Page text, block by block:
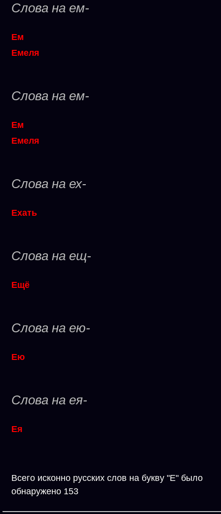
Слова на ем-
Ем
Емеля
Слова на ем-
Ем
Емеля
Слова на ех-
Ехать
Слова на ещ-
Ещё
Слова на ею-
Ею
Слова на ея-
Ея
Всего исконно русских слов на букву "Е" было
обнаружено 153